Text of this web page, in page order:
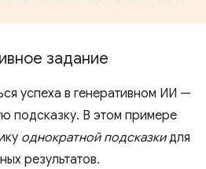
задание
успеха в генеративном ИИ —
подсказку. В этом примере
однократной подсказкидля
результатов.